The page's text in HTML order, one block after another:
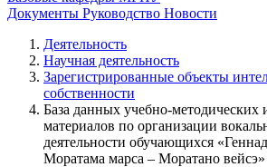
Документы Руководство Новости
Деятельность
Научная деятельность
Зарегистрированные объекты
собственности
База данных учебно-методических
материалов по организации
деятельности обучающихся
Моратама марса – Моратано вейсэ»